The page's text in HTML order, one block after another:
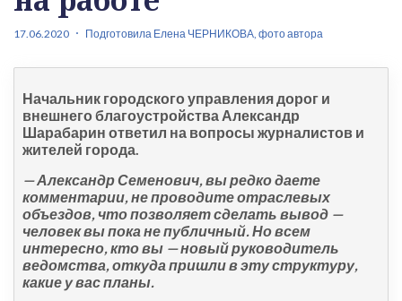
17.06.2020 Подготовила Елена ЧЕРНИКОВА, фото автора
Начальник городского управления дорог и
внешнего благоустройства Александр
Шарабарин ответил на вопросы журналистов и
жителей города.
— Александр Семенович, вы редко даете
комментарии, не проводите отраслевых
объездов, что позволяет сделать вывод —
человек вы пока не публичный. Но всем
интересно, кто вы — новый руководитель
ведомства, откуда пришли в эту структуру,
какие у вас планы.